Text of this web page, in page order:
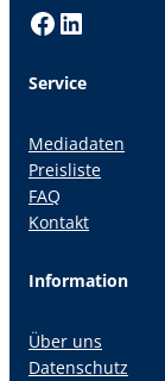
Facebook LinkedIn
Service
Mediadaten
Preisliste
FAQ
Kontakt
Information
Über uns
Datenschutz